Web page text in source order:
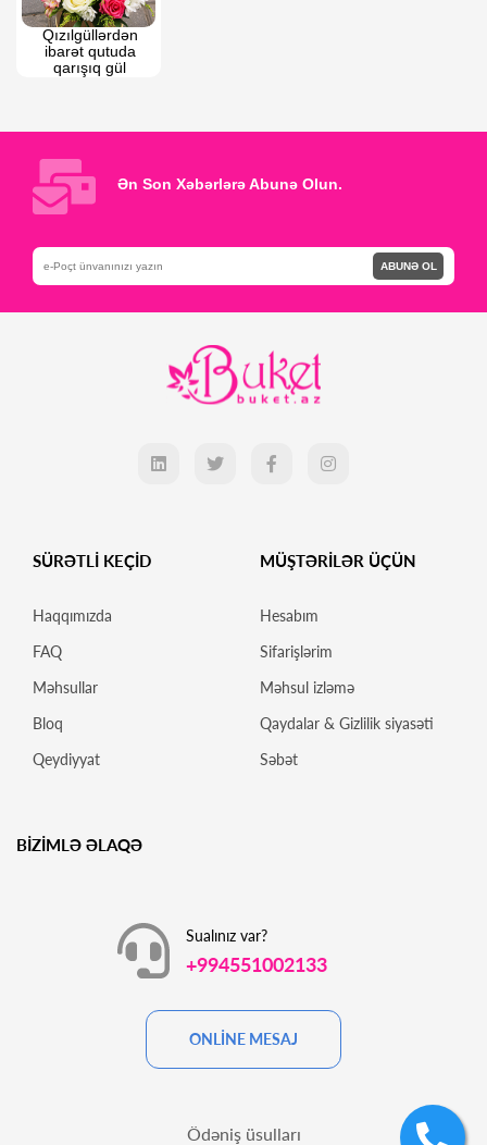
Qızılgüllərdən
ibarət qutuda
qarışıq gül
Ən Son Xəbərlərə Abunə Olun.
ABUNƏ OL
SÜRƏTLİ KEÇİD
Haqqımızda
FAQ
Məhsullar
Bloq
Qeydiyyat
MÜŞTƏRİLƏR ÜÇÜN
Hesabım
Sifarişlərim
Məhsul izləmə
Qaydalar & Gizlilik siyasəti
Səbət
BİZİMLƏ ƏLAQƏ
Sualınız var?
+994551002133
ONLİNE MESAJ
Ödəniş üsulları